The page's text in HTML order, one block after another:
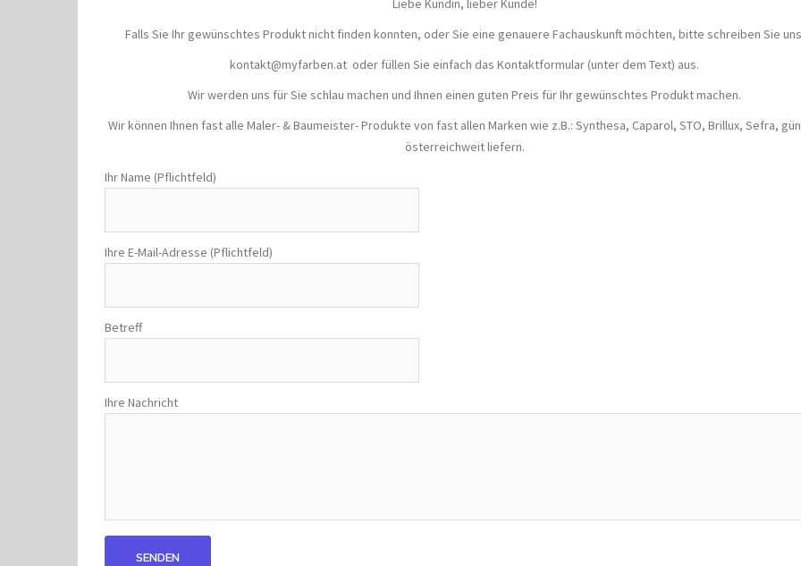
Liebe Kundin, lieber Kunde!
Falls Sie Ihr gewünschtes Produkt nicht finden konnten, oder Sie eine genauere Fachauskunft möchten, bitte schreiben Sie
kontakt@myfarben.at oder füllen Sie einfach das Kontaktformular (unter dem Text) aus.
Wir werden uns für Sie schlau machen und Ihnen einen guten Preis für Ihr gewünschtes Produkt machen.
Wir können Ihnen fast alle Maler- & Baumeister- Produkte von fast allen Marken wie z.B.: Synthesa, Caparol, STO, Brillux, Sefra,
österreichweit liefern.
Ihr Name (Pflichtfeld)
Ihre E-Mail-Adresse (Pflichtfeld)
Betreff
Ihre Nachricht